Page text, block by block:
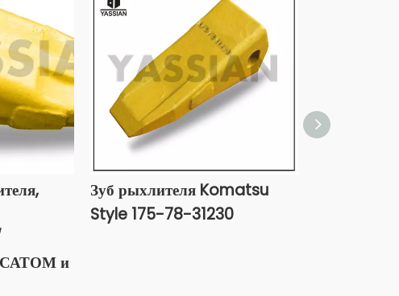
и
Зуб рыхлителя Komatsu
Style 175-78-31230